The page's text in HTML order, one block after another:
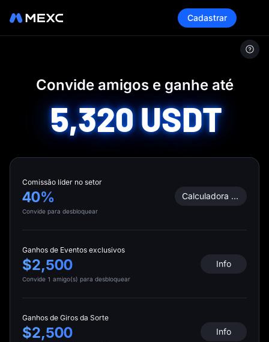
Cadastrar
Convide amigos e ganhe até
5,320USDT
Comissão líder no setor
40%
Convide para desbloquear
Calculadora de comissão
Ganhos de Eventos exclusivos
$2,500
Convide 1 amigo(s) para desbloquear
Info
Ganhos de Giros da Sorte
$2,500 Info